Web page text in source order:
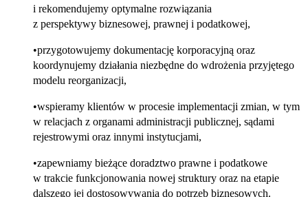
i rekomendujemy optymalne rozwiązania
z perspektywy biznesowej, prawnej i podatkowej,
przygotowujemy dokumentację korporacyjną oraz
koordynujemy działania niezbędne do wdrożenia przyjętego
modelu reorganizacji,
wspieramy klientów w procesie implementacji zmian, w tym
w relacjach z organami administracji publicznej, sądami
rejestrowymi oraz innymi instytucjami,
zapewniamy bieżące doradztwo prawne i podatkowe
w trakcie funkcjonowania nowej struktury oraz na etapie
dalszego jej dostosowywania do potrzeb biznesowych.